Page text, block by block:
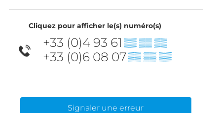
Cliquez pour afficher le(s) numéro(s)
+33 (0)4 93 61 ▒▒ ▒▒ ▒▒
+33 (0)6 08 07▒▒ ▒▒ ▒▒
Signaler une erreur